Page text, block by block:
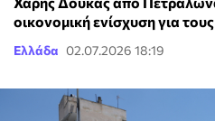
οικονομική ενίσχυση για
Ελλάδα 02.07.2026 18:19